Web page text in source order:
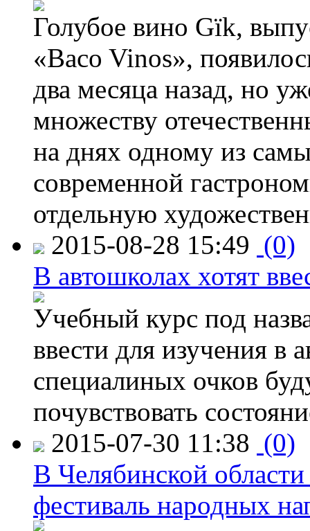
Голубое вино Gïk,
«Baco Vinos»,
два месяца назад, но
множеству
на днях одному из
современной
отдельную
2015-08-28 15:49 (0)
В автошколах хотят
Учебный курс под
ввести для изучения
специалиных очков
почувствовать
2015-07-30 11:38 (0)
В Челябинской
фестиваль народных